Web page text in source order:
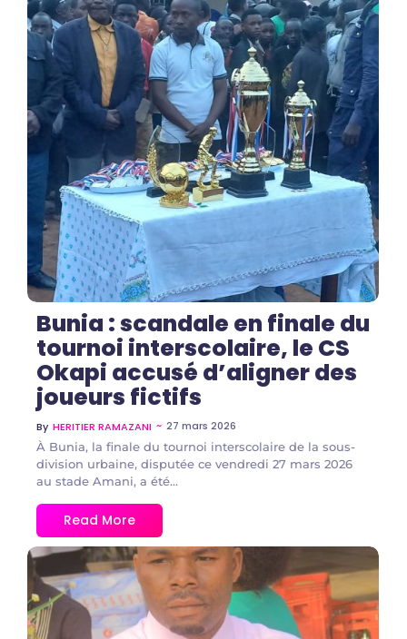
No Comments
Bunia : scandale en finale du
tournoi interscolaire, le CS
Okapi accusé d’aligner des
joueurs fictifs
By HERITIER RAMAZANI ~ 27 mars 2026
À Bunia, la finale du tournoi interscolaire de la sous-
division urbaine, disputée ce vendredi 27 mars 2026
au stade Amani, a été...
Read More